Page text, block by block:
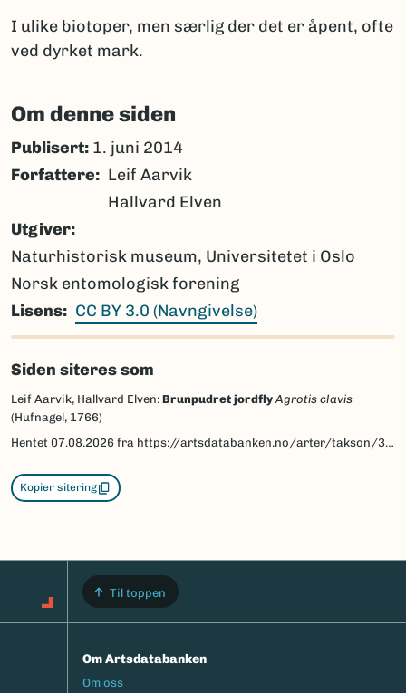
I ulike biotoper, men særlig der det er åpent, ofte
ved dyrket mark.
Om denne siden
Publisert: 1. juni 2014
Forfattere
Leif Aarvik
Hallvard Elven
Utgiver
Naturhistorisk museum, Universitetet i Oslo
Norsk entomologisk forening
Lisens
CC BY 3.0 (Navngivelse)
Siden siteres som
Leif Aarvik, Hallvard Elven: Brunpudret jordfly Agrotis clavis
(Hufnagel, 1766)
Hentet 07.08.2026 fra https://artsdatabanken.no/arter/takson/30925/beskrivelse
Kopier sitering
Til toppen
Om Artsdatabanken
Footermeny
Om oss